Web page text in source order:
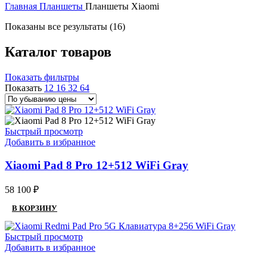
Главная Планшеты Планшеты Xiaomi
Показаны все результаты (16)Цены:
Каталог товаров
Показать фильтры
Показать 12 16 32 64
Быстрый просмотр
Добавить в избранное
Xiaomi Pad 8 Pro 12+512 WiFi Gray
58 100 ₽
В КОРЗИНУ
Быстрый просмотр
Добавить в избранное